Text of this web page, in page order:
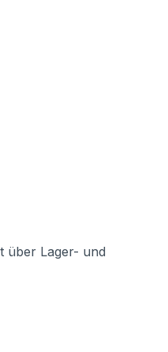
über Lager- und